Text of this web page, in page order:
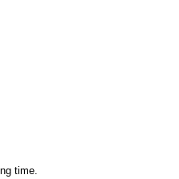
time.